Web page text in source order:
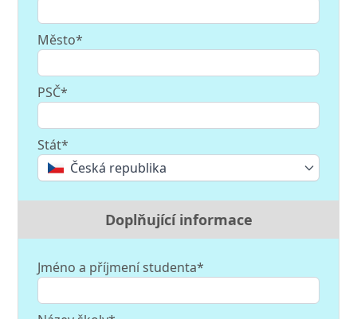
Město*
PSČ*
Stát*
Česká republika
Doplňující informace
Jméno a příjmení studenta*